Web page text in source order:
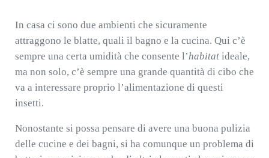
In casa ci sono due ambienti che sicuramente
attraggono le blatte, quali il bagno e la cucina. Qui c’è
sempre una certa umidità che consente l’habitatideale,
ma non solo, c’è sempre una grande quantità di cibo che
va a interessare proprio l’alimentazione di questi
insetti.
Nonostante si possa pensare di avere una buona pulizia
delle cucine e dei bagni, si ha comunque un problema di